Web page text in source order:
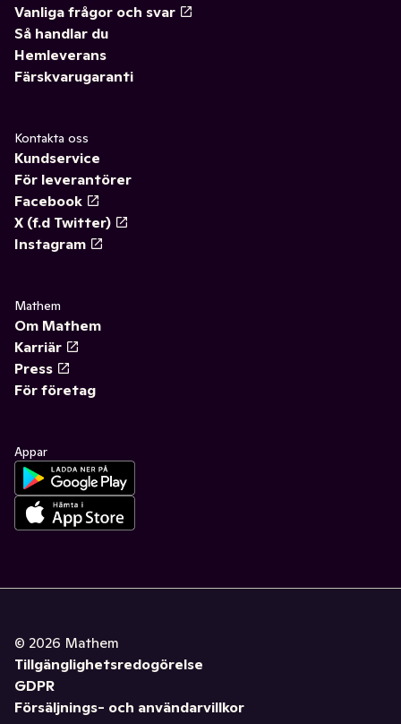
Vanliga frågor och svar
Så handlar du
Hemleverans
Färskvarugaranti
Kontakta oss
Kundservice
För leverantörer
Facebook
X (f.d Twitter)
Instagram
Mathem
Om Mathem
Karriär
Press
För företag
Appar
© 2026 Mathem
Tillgänglighetsredogörelse
GDPR
Försäljnings- och användarvillkor